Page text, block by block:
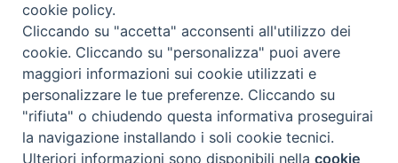
_____________________________________________________
_____________________________
DIOCESI DI FANO FOSSOMBRONE CAGLI PERGOLA | Via Roma,
118 - 61032 FANO (PU) |
Tel. 0721 803737 o 826044 | Cod. Fiscale 90003900413
Note legali| Privacy
© TUTTI I DIRITTI RISERVATI
cookie policy.
Cliccando su "accetta" acconsenti all'utilizzo dei
cookie. Cliccando su "personalizza" puoi avere
maggiori informazioni sui cookie utilizzati e
personalizzare le tue preferenze. Cliccando su
"rifiuta" o chiudendo questa informativa proseguirai
la navigazione installando i soli cookie tecnici.
Ulteriori informazioni sono disponibili nellacookie